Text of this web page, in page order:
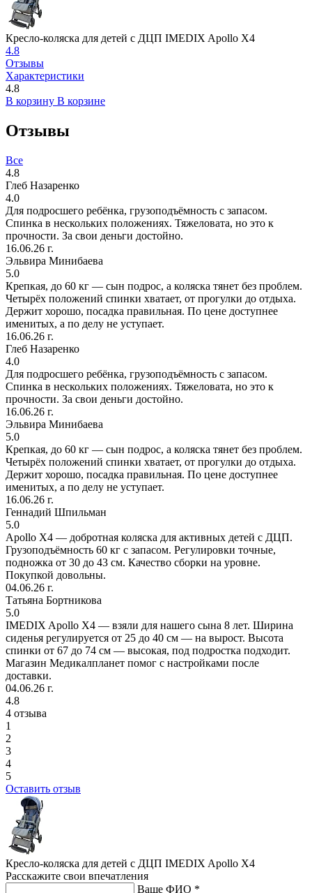
Кресло-коляска для детей с ДЦП IMEDIX Apollo X4
4.8
Отзывы
Характеристики
4.8
В корзину В корзине
Отзывы
Все
4.8
Глеб Назаренко
4.0
Для подросшего ребёнка, грузоподъёмность с запасом.
Спинка в нескольких положениях. Тяжеловата, но это к
прочности. За свои деньги достойно.
16.06.26 г.
Эльвира Минибаева
5.0
Крепкая, до 60 кг — сын подрос, а коляска тянет без проблем.
Четырёх положений спинки хватает, от прогулки до отдыха.
Держит хорошо, посадка правильная. По цене доступнее
именитых, а по делу не уступает.
16.06.26 г.
Глеб Назаренко
4.0
Для подросшего ребёнка, грузоподъёмность с запасом.
Спинка в нескольких положениях. Тяжеловата, но это к
прочности. За свои деньги достойно.
16.06.26 г.
Эльвира Минибаева
5.0
Крепкая, до 60 кг — сын подрос, а коляска тянет без проблем.
Четырёх положений спинки хватает, от прогулки до отдыха.
Держит хорошо, посадка правильная. По цене доступнее
именитых, а по делу не уступает.
16.06.26 г.
Геннадий Шпильман
5.0
Apollo X4 — добротная коляска для активных детей с ДЦП.
Грузоподъёмность 60 кг с запасом. Регулировки точные,
подножка от 30 до 43 см. Качество сборки на уровне.
Покупкой довольны.
04.06.26 г.
Татьяна Бортникова
5.0
IMEDIX Apollo X4 — взяли для нашего сына 8 лет. Ширина
сиденья регулируется от 25 до 40 см — на вырост. Высота
спинки от 67 до 74 см — высокая, под подростка подходит.
Магазин Медикалпланет помог с настройками после
доставки.
04.06.26 г.
4.8
4 отзыва
1
2
3
4
5
Оставить отзыв
Кресло-коляска для детей с ДЦП IMEDIX Apollo X4
Расскажите свои впечатления
Ваше ФИО *